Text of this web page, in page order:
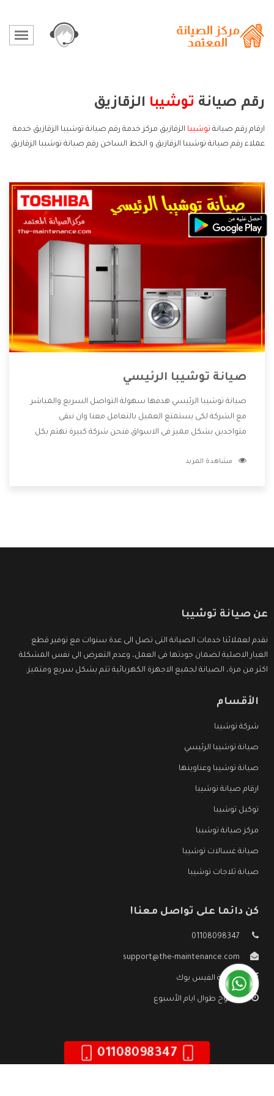
رقم صيانة توشيبا الزقازيق
ارقام رقم صيانة توشيبا الزقازيق مركز خدمة رقم صيانة توشيبا الزقازيق خدمة
عملاء رقم صيانة توشيبا الزقازيق و الخط الساخن رقم صيانة توشيبا الزقازيق.
صيانة توشيبا الرئيسي
صيانة توشيبا الرئيسي هدفها سهولة التواصل السريع والمباشر
مع الشركة لكى يستمتع العميل بالتعامل معنا وان نبقى
متواجدين بشكل مميز فى الاسواق فنحن شركة كبيرة نهتم بكل
الشركة بها والتى تكون منها خدمة الصيانة التى تكون من أهم
مشاهدة المزيد
عن صيانة توشيبا
نقدم لعملائنا خدمات الصيانة التى تصل الى عدة سنوات مع توفير قطع
الغيار الاصلية لضمان جودتها فى العمل، وعدم التعرض الى نفس المشكلة
اكثر من مرة، الصيانة لجميع الاجهزة الكهربائية تتم بشكل سريع ومتميز.
الأقسام
شركة توشيبا
صيانة توشيبا الرئيسي
صيانة توشيبا وعناوينها
ارقام صيانة توشيبا
توكيل توشيبا
مركز صيانة توشيبا
صيانة غسالات توشيبا
صيانة ثلاجات توشيبا
كن دائما على تواصل معنا!
01108098347
support@the-maintenance.com
صفحة الفيس بوك
مفتوح طوال ايام الأسبوع
01108098347